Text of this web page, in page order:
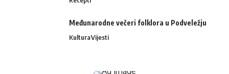
Međunarodne večeri folklora u Podveležju
KulturaVijesti